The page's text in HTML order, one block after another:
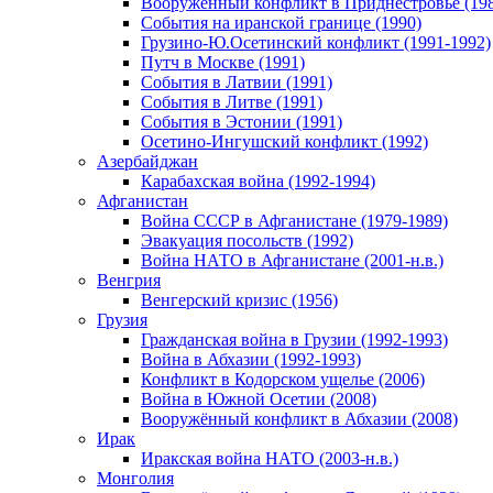
События на иранской границе (1990)
Грузино-Ю.Осетинский конфликт (1991-1992)
Путч в Москве (1991)
События в Латвии (1991)
События в Литве (1991)
События в Эстонии (1991)
Осетино-Ингушский конфликт (1992)
Азербайджан
Карабахская война (1992-1994)
Афганистан
Война СССР в Афганистане (1979-1989)
Эвакуация посольств (1992)
Война НАТО в Афганистане (2001-н.в.)
Венгрия
Венгерский кризис (1956)
Грузия
Гражданская война в Грузии (1992-1993)
Война в Абхазии (1992-1993)
Конфликт в Кодорском ущелье (2006)
Война в Южной Осетии (2008)
Вооружённый конфликт в Абхазии (2008)
Ирак
Иракская война НАТО (2003-н.в.)
Монголия